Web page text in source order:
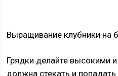
Выращивание клубники на
Грядки делайте высокими
должна стекать и